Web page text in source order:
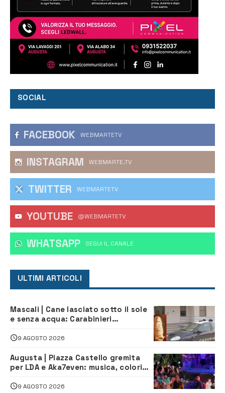
SOCIAL
FACEBOOK WEBMARTETV
INSTAGRAM WEBMARTE.TV
TWITTER WEBMARTETV
YOUTUBE @WEBMARTETV
WHATSAPP ‎SEGUI IL CANALE
ULTIMI ARTICOLI
Mascali | Cane lasciato sotto il sole
e senza acqua: Carabinieri
9 AGOSTO 2026
Augusta | Piazza Castello gremita
per LDA e Aka7even: musica, colori
9 AGOSTO 2026